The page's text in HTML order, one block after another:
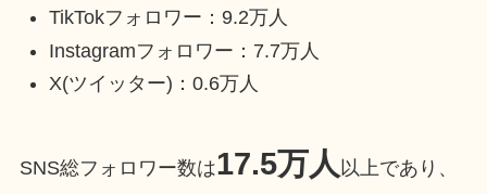
TikTokフォロワー：9.2万人
Instagramフォロワー：7.7万人
X(ツイッター)：0.6万人
SNS総フォロワー数は17.5万人 以上であり、